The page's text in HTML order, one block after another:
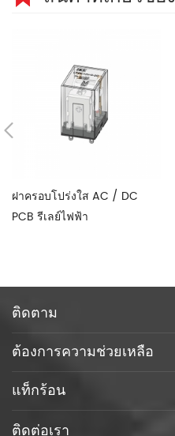
ฝาครอบโปร่งใส AC / DC
PCB รีเลย์ไฟฟ้า
ติดตาม
ต้องการความช่วยเหลือ
แท็กร้อน
ติดต่อเรา